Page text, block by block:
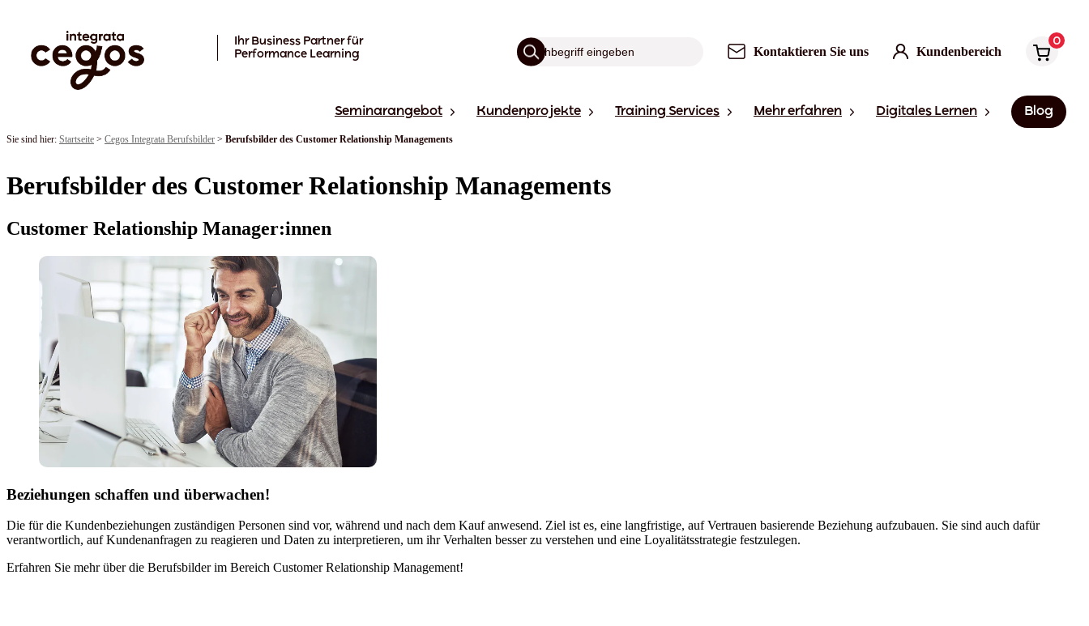
Ihr Business Partner für
Performance Learning
Kontaktieren Sie uns Kundenbereich
0
Seminarangebot Kundenprojekte Training Services Mehr erfahren Digitales Lernen Blog
Sie sind hier: Startseite > Cegos Integrata Berufsbilder > Berufsbilder des Customer Relationship Managements
Berufsbilder des Customer Relationship Managements
Customer Relationship Manager:innen
Beziehungen schaffen und überwachen!
Die für die Kundenbeziehungen zuständigen Personen sind vor, während und nach dem Kauf anwesend. Ziel ist es, eine langfristige, auf Vertrauen basierende Beziehung aufzubauen. Sie sind auch dafür
verantwortlich, auf Kundenanfragen zu reagieren und Daten zu interpretieren, um ihr Verhalten besser zu verstehen und eine Loyalitätsstrategie festzulegen.
Erfahren Sie mehr über die Berufsbilder im Bereich Customer Relationship Management!